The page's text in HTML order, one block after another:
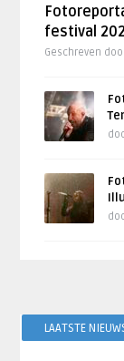
festival
Geschreven
LAATSTE